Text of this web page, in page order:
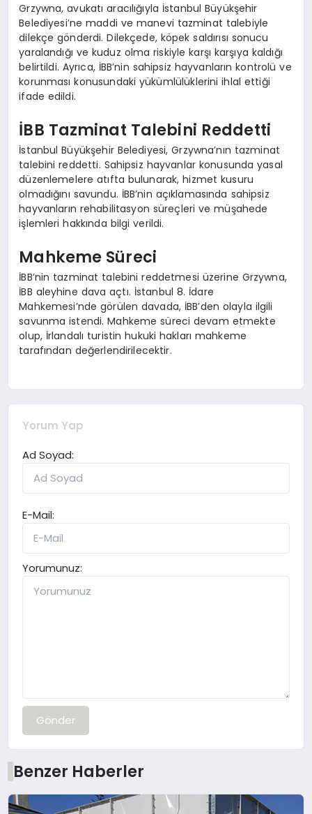
Grzywna, avukatı aracılığıyla İstanbul Büyükşehir
Belediyesi’ne maddi ve manevi tazminat talebiyle
dilekçe gönderdi. Dilekçede, köpek saldırısı sonucu
yaralandığı ve kuduz olma riskiyle karşı karşıya kaldığı
belirtildi. Ayrıca, İBB’nin sahipsiz hayvanların kontrolü ve
korunması konusundaki yükümlülüklerini ihlal ettiği
ifade edildi.
İBB Tazminat Talebini Reddetti
İstanbul Büyükşehir Belediyesi, Grzywna’nın tazminat
talebini reddetti. Sahipsiz hayvanlar konusunda yasal
düzenlemelere atıfta bulunarak, hizmet kusuru
olmadığını savundu. İBB’nin açıklamasında sahipsiz
hayvanların rehabilitasyon süreçleri ve müşahede
işlemleri hakkında bilgi verildi.
Mahkeme Süreci
İBB’nin tazminat talebini reddetmesi üzerine Grzywna,
İBB aleyhine dava açtı. İstanbul 8. İdare
Mahkemesi’nde görülen davada, İBB’den olayla ilgili
savunma istendi. Mahkeme süreci devam etmekte
olup, İrlandalı turistin hukuki hakları mahkeme
tarafından değerlendirilecektir.
Yorum Yap
Ad Soyad:
E-Mail:
Yorumunuz:
Gönder
Benzer Haberler